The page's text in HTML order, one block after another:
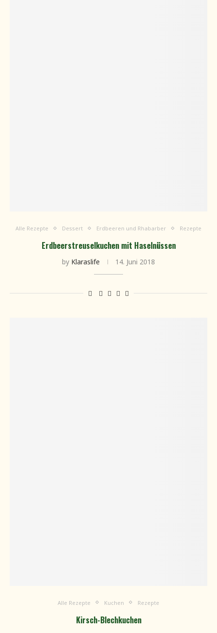
Alle Rezepte Dessert Erdbeeren und Rhabarber Rezepte
Erdbeerstreuselkuchen mit Haselnüssen
by Klaraslife 14. Juni 2018
Alle Rezepte Kuchen Rezepte
Kirsch-Blechkuchen